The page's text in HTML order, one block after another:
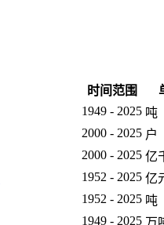
时间范围
1949 - 2025 吨
2000 - 2025 户
2000 - 2025 亿
1952 - 2025 亿
1952 - 2025 吨
1949 - 2025 万